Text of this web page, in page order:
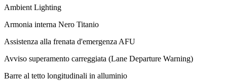
Ambient Lighting
Armonia interna Nero Titanio
Assistenza alla frenata d'emergenza AFU
Avviso superamento carreggiata (Lane Departure Warning)
Barre al tetto longitudinali in alluminio